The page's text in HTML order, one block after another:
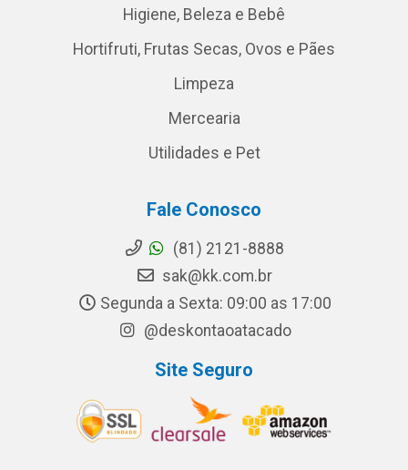
Higiene, Beleza e Bebê
Hortifruti, Frutas Secas, Ovos e Pães
Limpeza
Mercearia
Utilidades e Pet
Fale Conosco
(81) 2121-8888
sak@kk.com.br
Segunda a Sexta: 09:00 as 17:00
@deskontaoatacado
Site Seguro